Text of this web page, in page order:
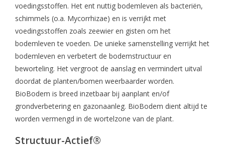
Monitoring
Bestuiving
Brimex kaarten
Vallen
voedingsstoffen. Het ent nuttig bodemleven als bacteriën,
schimmels (o.a. Mycorrhizae) en is verrijkt met
voedingsstoffen zoals zeewier en gisten om het
bodemleven te voeden. De unieke samenstelling verrijkt het
bodemleven en verbetert de bodemstructuur en
beworteling. Het vergroot de aanslag en vermindert uitval
doordat de planten/bomen weerbaarder worden.
BioBodem is breed inzetbaar bij aanplant en/of
grondverbetering en gazonaanleg. BioBodem dient altijd te
worden vermengd in de wortelzone van de plant.
Structuur-Actief®